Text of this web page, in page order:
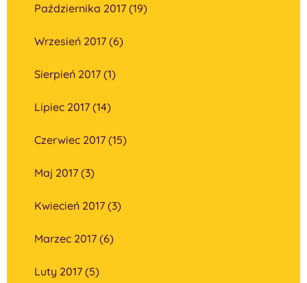
Października 2017 (19)
Wrzesień 2017 (6)
Sierpień 2017 (1)
Lipiec 2017 (14)
Czerwiec 2017 (15)
Maj 2017 (3)
Kwiecień 2017 (3)
Marzec 2017 (6)
Luty 2017 (5)